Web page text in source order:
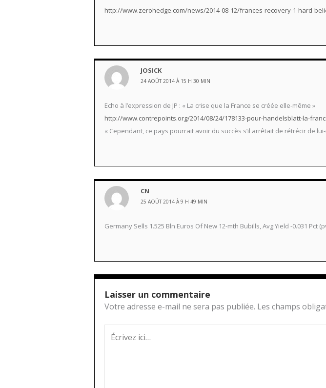
http://www.zerohedge.com/news/2014-08-12/frances-recovery-1-hard-
JOSICK
24 AOÛT 2014 À 15 H 30 MIN
Echo à l’expression de JP : « La crise que la France se créée elle-même »
http://www.contrepoints.org/2014/08/24/178133-pour-handelsblatt-la-
« Cependant, ce pays pourrait avoir du succès s’il arrêtait de rétrécir de
CN
25 AOÛT 2014 À 9 H 49 MIN
Germany Sells 1.525 Bln Euros Of New 12-mth Bubills, Avg Yield -0.031 Pct
Laisser un commentaire
Votre adresse e-mail ne sera pas publiée. Les champs
Écrivez
ici…